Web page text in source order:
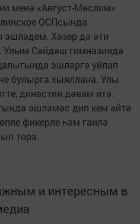
менә «Август-Мөслим»
ОСПсында
эшләдем. Хәзер дә әти
Сәйдәш гимназиядә
эшләргә уйлап
булырга хыяллана. Улы
династия дәвам итә.
эшләмәс дип кем әйтә
фикерле һәм гаилә
тора.
и интересным в